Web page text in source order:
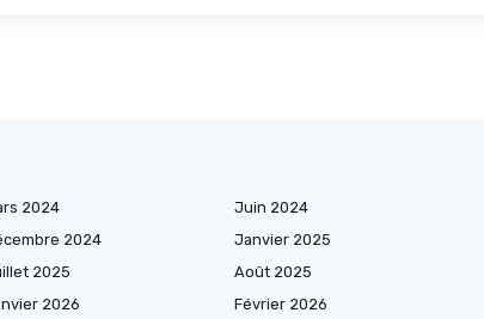
2024
Juin 2024
2024
Janvier 2025
2025
Août 2025
2026
Février 2026